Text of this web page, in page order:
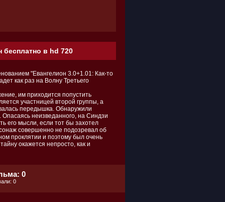
бесплатно в hd 720
"Евангелион 3.0+1.01: Как-то
как раз на Волну Третьего
им приходится попустить
участницей второй группы, а
передышка. Обнаружили
Опасаясь неизведанного, на Синдзи
его мысли, если тот бы захотел
совершенно не подозревал об
проклятии и поэтому был очень
окажется непросто, как и
0
0